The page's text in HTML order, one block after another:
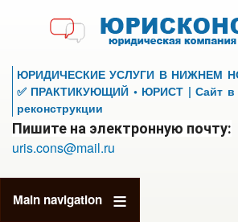
к
основному
ЮРИДИЧЕСКИЕ УСЛУГИ В НИЖНЕМ
✅ ПРАКТИКУЮЩИЙ • ЮРИСТ | Сайт в
реконструкции
Пишите на электронную почту:
uris.cons@mail.ru
Main navigation